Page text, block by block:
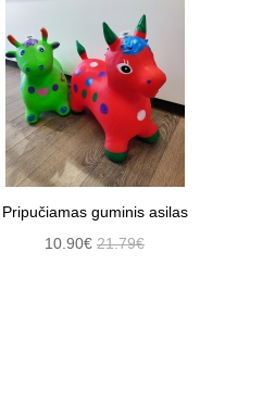
Pripučiamas guminis asilas
10.90€ 21.79€